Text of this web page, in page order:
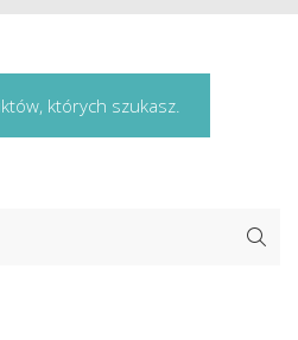
których szukasz.